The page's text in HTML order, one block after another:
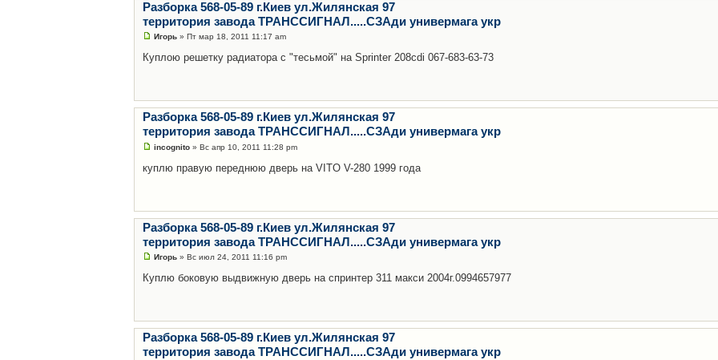
Разборка 568-05-89 г.Киев ул.Жилянская 97
территория завода ТРАНССИГНАЛ.....СЗАди универмага укр
Игорь » Пт мар 18, 2011 11:17 am
Куплою решетку радиатора с "тесьмой" на Sprinter 208cdi 067-683-63-73
Разборка 568-05-89 г.Киев ул.Жилянская 97
территория завода ТРАНССИГНАЛ.....СЗАди универмага укр
incognito » Вс апр 10, 2011 11:28 pm
куплю правую переднюю дверь на VITO V-280 1999 года
Разборка 568-05-89 г.Киев ул.Жилянская 97
территория завода ТРАНССИГНАЛ.....СЗАди универмага укр
Игорь » Вс июл 24, 2011 11:16 pm
Куплю боковую выдвижную дверь на спринтер 311 макси 2004г.0994657977
Разборка 568-05-89 г.Киев ул.Жилянская 97
территория завода ТРАНССИГНАЛ.....СЗАди универмага укр